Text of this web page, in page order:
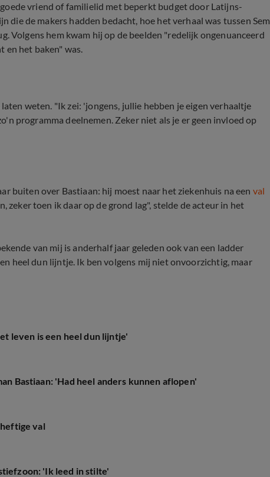
vriend of familielid met beperkt budget door Latijns-
die de makers hadden bedacht, hoe het verhaal was tussen Sem
Volgens hem kwam hij op de beelden "redelijk ongenuanceerd
en het baken" was.
weten. "Ik zei: 'jongens, jullie hebben je eigen verhaaltje
programma deelnemen. Zeker niet als je er geen invloed op
buiten over Bastiaan: hij moest naar het ziekenhuis na een val
zeker toen ik daar op de grond lag", stelde de acteur in het
van mij is anderhalf jaar geleden ook van een ladder
heel dun lijntje. Ik ben volgens mij niet onvoorzichtig, maar
van ladder
leven is een heel dun lijntje'
Bastiaan: 'Had heel anders kunnen aflopen'
heftige val
'Ik leed in stilte'